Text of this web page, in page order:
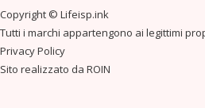
Copyright © Lifeisp.ink
Tutti i marchi appartengono ai legittimi
Privacy Policy
Sito realizzato da ROIN